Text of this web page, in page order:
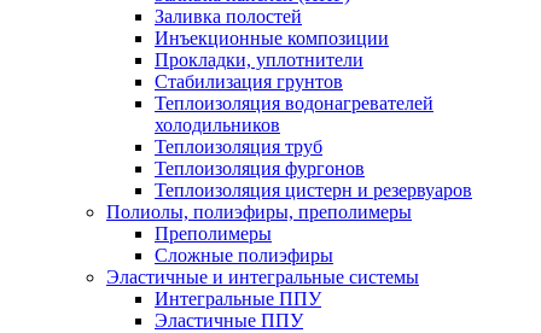
Заливка полостей
Инъекционные композиции
Прокладки, уплотнители
Стабилизация грунтов
Теплоизоляция водонагревателей
холодильников
Теплоизоляция труб
Теплоизоляция фургонов
Теплоизоляция цистерн и резервуаров
Полиолы, полиэфиры, преполимеры
Преполимеры
Сложные полиэфиры
Эластичные и интегральные системы
Интегральные ППУ
Эластичные ППУ